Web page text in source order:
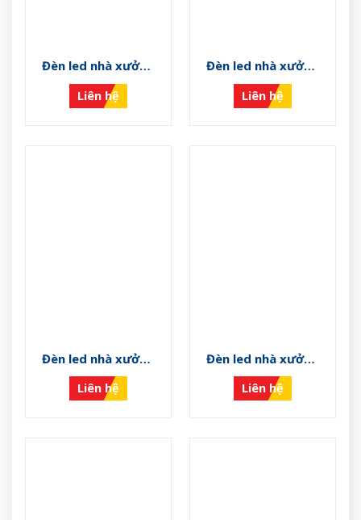
Đèn led nhà xưởng
VS-LNX-PN K
Liên hệ
Đèn led nhà xưởng
VS-LNX-PN I
Liên hệ
Đèn led nhà xưởng
VS-LNX-PN H
Liên hệ
Đèn led nhà xưởng
VS-LNX-PN G
Liên hệ